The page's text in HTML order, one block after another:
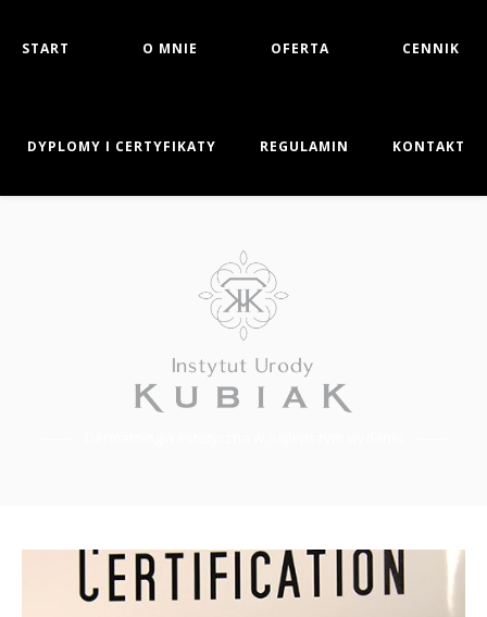
START O MNIE OFERTA CENNIK
DYPLOMY I CERTYFIKATY REGULAMIN KONTAKT